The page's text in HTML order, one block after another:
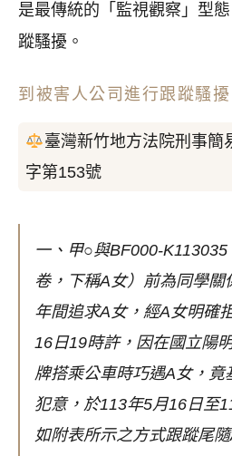
是最傳統的「監視觀察」型
蹤騷擾。
到被害人公司進行跟蹤騷
臺灣新竹地方法院刑事簡
字第153號
一、甲○與BF000-
卷，下稱A女）前為同學關
年間追求A女，經A女明確
16日19時許，因在國立陽
牌搭乘公車時巧遇A女，竟
犯意，於113年5月16日至
如附表所示之方式跟蹤尾